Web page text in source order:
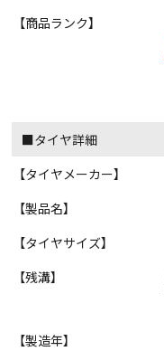
【商品ランク】
■タイヤ詳細
【タイヤメーカー】
【製品名】
【タイヤサイズ】
【残溝】
【製造年】